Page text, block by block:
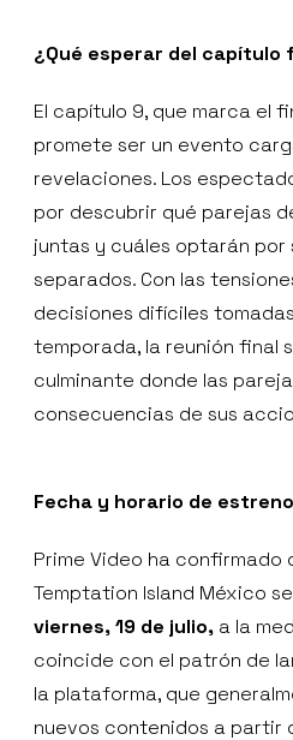
¿Qué esperar del capítulo
El capítulo 9, que marca el
promete ser un evento
revelaciones. Los
por descubrir qué parejas
juntas y cuáles optarán por
separados. Con las
decisiones difíciles
temporada, la reunión final
culminante donde las
consecuencias de sus
Fecha y horario de estreno
Prime Video ha confirmado
Temptation Island México
viernes, 19 de julio, a la
coincide con el patrón de
la plataforma, que
nuevos contenidos a partir